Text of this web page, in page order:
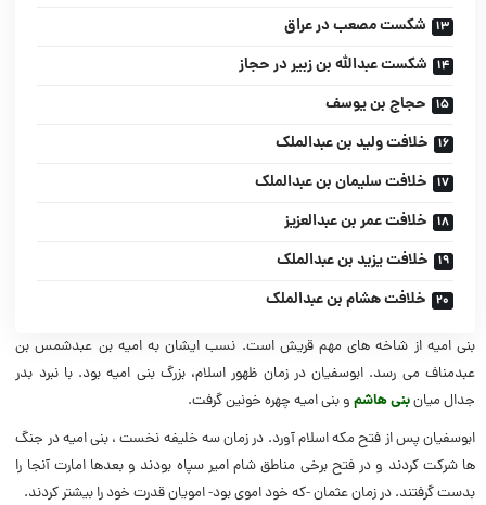
شکست مصعب در عراق
شکست عبدالله بن زبیر در حجاز
حجاج بن یوسف
خلافت ولید بن عبدالملک
خلافت سلیمان بن عبدالملک
خلافت عمر بن عبدالعزیز
خلافت یزید بن عبدالملک
خلافت هشام بن عبدالملک
بنی امیه از شاخه های مهم قریش است. نسب ایشان به امیه بن عبدشمس بن
عبدمناف می رسد. ابوسفیان در زمان ظهور اسلام، بزرگ بنی امیه بود. با نبرد بدر
جدال میانبنی هاشمو بنی امیه چهره خونین گرفت.
ابوسفیان پس از فتح مکه اسلام آورد. در زمان سه خلیفه نخست ، بنی امیه در جنگ
ها شرکت کردند و در فتح برخی مناطق شام امیر سپاه بودند و بعدها امارت آنجا را
بدست گرفتند. در زمان عثمان -که خود اموی بود- امویان قدرت خود را بیشتر کردند.